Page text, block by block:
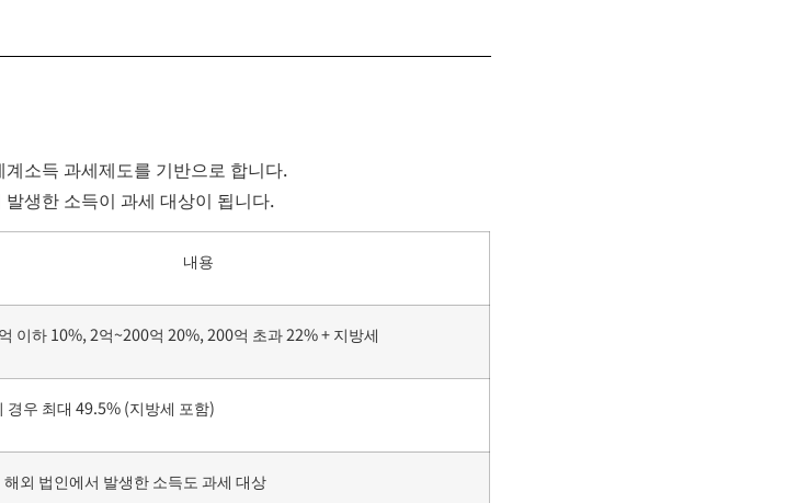
소득 과세제도를 기반으로 합니다.
발생한 소득이 과세 대상이 됩니다.
내용
이하 10%, 2억~200억 20%, 200억 초과 22% + 지방세
경우 최대 49.5% (지방세 포함)
외 법인에서 발생한 소득도 과세 대상